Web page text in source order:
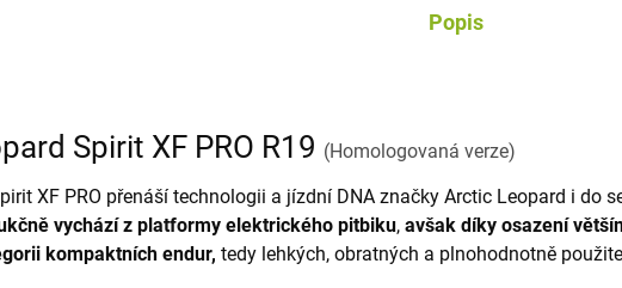
Popis
Spirit XF PRO R19 (Homologovaná verze)
XF PRO přenáší technologii a jízdní DNA značky Arctic Leopard i do
vychází z platformy elektrického pitbiku, avšak díky osazení
kompaktních endur, tedy lehkých, obratných a plnohodnotně